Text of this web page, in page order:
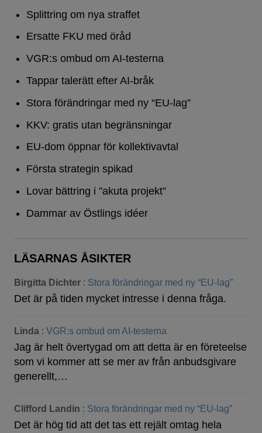
Splittring om nya straffet
Ersatte FKU med öråd
VGR:s ombud om AI-testerna
Tappar talerätt efter AI-bråk
Stora förändringar med ny “EU-lag”
KKV: gratis utan begränsningar
EU-dom öppnar för kollektivavtal
Första strategin spikad
Lovar bättring i ”akuta projekt”
Dammar av Östlings idéer
LÄSARNAS ÅSIKTER
Birgitta Dichter : Stora förändringar med ny “EU-lag”
Det är på tiden mycket intresse i denna fråga.
Linda : VGR:s ombud om AI-testerna
Jag är helt övertygad om att detta är en företeelse
som vi kommer att se mer av från anbudsgivare
generellt,…
Clifford Landin : Stora förändringar med ny “EU-lag”
Det är hög tid att det tas ett rejält omtag hela